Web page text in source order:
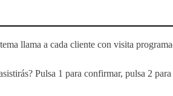
llama a cada cliente con visita
Pulsa 1 para confirmar, pulsa 2